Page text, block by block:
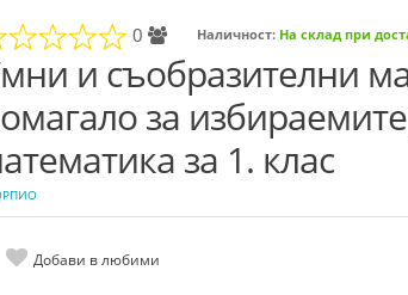
0 Наличност: На склад при
и съобразителни
за
за 1. клас
Добави в любими